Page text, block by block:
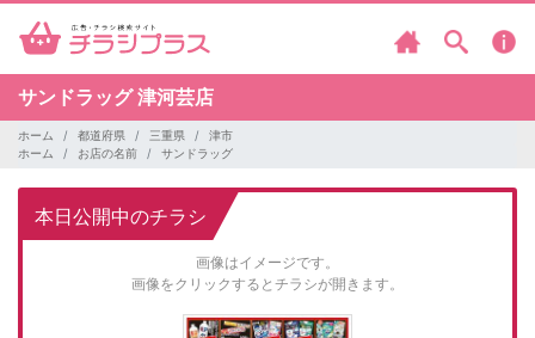
サンドラッグ津河芸店
ホーム 都道府県 三重県
津市
ホーム
お店の名前 サンドラッグ
本日公開中のチラシ
画像はイメージです。
画像をクリックするとチラシが開きます。